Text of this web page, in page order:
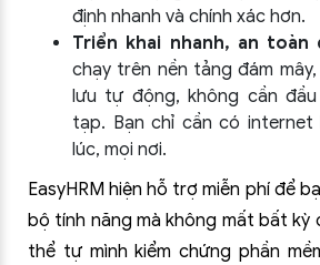
định nhanh và chính xác hơn.
Triển khai nhanh, an toàn
chạy trên nền tảng đám
lưu tự động, không cần
tạp. Bạn chỉ cần có
lúc, mọi nơi.
EasyHRM hiện hỗ trợ miễn phí để
bộ tính năng mà không mất bất kỳ
thể tự mình kiểm chứng phần